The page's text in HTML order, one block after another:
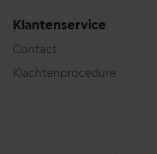
Klantenservice
Contact
Klachtenprocedure